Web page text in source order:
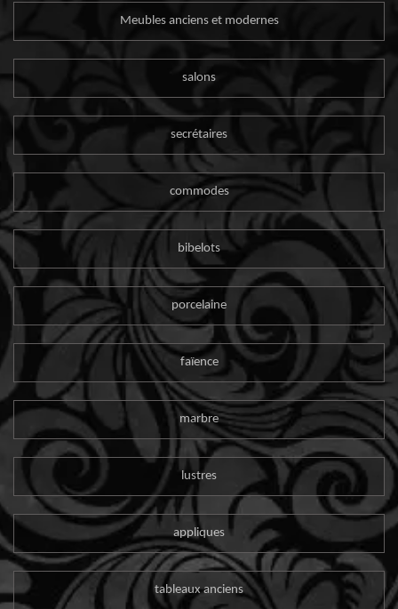
Meubles anciens et modernes
salons
secrétaires
commodes
bibelots
porcelaine
faïence
marbre
lustres
appliques
tableaux anciens